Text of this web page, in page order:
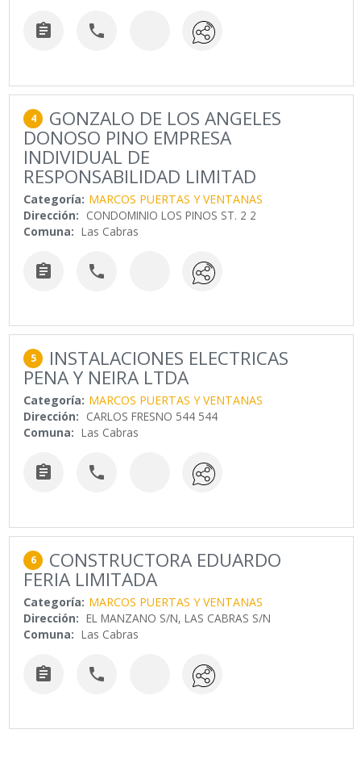
 
4 GONZALO DE LOS ANGELES
DONOSO PINO EMPRESA
INDIVIDUAL DE
RESPONSABILIDAD LIMITAD
Categoría: MARCOS PUERTAS Y VENTANAS
Dirección: CONDOMINIO LOS PINOS ST. 2 2
Comuna: Las Cabras
 
5 INSTALACIONES ELECTRICAS
PENA Y NEIRA LTDA
Categoría: MARCOS PUERTAS Y VENTANAS
Dirección: CARLOS FRESNO 544 544
Comuna: Las Cabras
 
6 CONSTRUCTORA EDUARDO
FERIA LIMITADA
Categoría: MARCOS PUERTAS Y VENTANAS
Dirección: EL MANZANO S/N, LAS CABRAS S/N
Comuna: Las Cabras
 